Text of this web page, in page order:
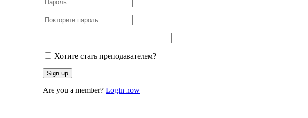
Хотите стать преподавателем?
Are you a member? Login now